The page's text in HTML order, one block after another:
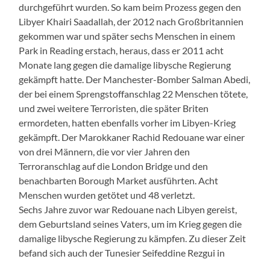
durchgeführt wurden. So kam beim Prozess gegen den
Libyer Khairi Saadallah, der 2012 nach Großbritannien
gekommen war und später sechs Menschen in einem
Park in Reading erstach, heraus, dass er 2011 acht
Monate lang gegen die damalige libysche Regierung
gekämpft hatte. Der Manchester-Bomber Salman Abedi,
der bei einem Sprengstoffanschlag 22 Menschen tötete,
und zwei weitere Terroristen, die später Briten
ermordeten, hatten ebenfalls vorher im Libyen-Krieg
gekämpft. Der Marokkaner Rachid Redouane war einer
von drei Männern, die vor vier Jahren den
Terroranschlag auf die London Bridge und den
benachbarten Borough Market ausführten. Acht
Menschen wurden getötet und 48 verletzt.
Sechs Jahre zuvor war Redouane nach Libyen gereist,
dem Geburtsland seines Vaters, um im Krieg gegen die
damalige libysche Regierung zu kämpfen. Zu dieser Zeit
befand sich auch der Tunesier Seifeddine Rezgui in